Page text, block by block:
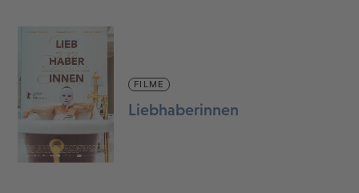
FILME
Liebhaberinnen